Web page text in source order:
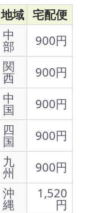
地域 宅配便
中
部
900円
関
西
900円
中
国
900円
四
国
900円
九
州
900円
沖
縄
1,520
円